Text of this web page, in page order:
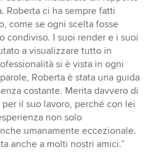
Roberta ci ha sempre fatti
come se ogni scelta fosse
condiviso. I suoi render e i suoi
a visualizzare tutto in
si è vista in ogni
Roberta è stata una guida
costante. Merita davvero di
il suo lavoro, perché con lei
non solo
umanamente eccezionale.
anche a molti nostri amici.”